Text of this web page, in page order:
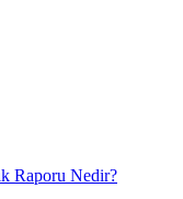
Raporu Nedir?